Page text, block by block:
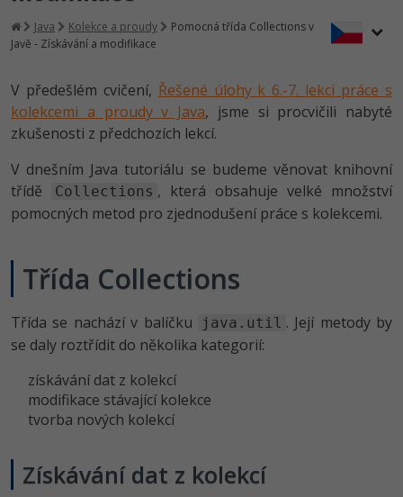
Workshopy zdarma
Umělá inteligence v praxi
Datová analýza v praxi
Školení
Základy programování
Objektové programování - OOP
Umělá inteligence
HTML5, CSS3, Bootstrap, SEO
UML a návrhové vzory
React
Spring
ASP.NET MVC
Školení dle technologií
C# .NET
Java
PHP
HTML / CSS
UML a návrhové vzory
MySQL/MariaDB
MS-SQL
Junior programátor
Senior programátor
Vývojář mobilních aplikací
C# Game developer
Webdesigner
Systémový administrátor
3D grafik
Kurzy programování
Java
Python -80%
PHP -80%
C++ -80%
Kotlin -80%
Java Kolekce a proudy
Pomocná třída Collections v
Javě - Získávání a modifikace
V předešlém cvičení, Řešené úlohy k 6.-7. lekci práce s
kolekcemi a proudy v Java, jsme si procvičili nabyté
zkušenosti z předchozích lekcí.
V dnešním Java tutoriálu se budeme věnovat knihovní
třídě
Collections , která obsahuje velké množství
pomocných metod pro zjednodušení práce s kolekcemi.
Třída Collections
Třída se nachází v balíčku java.util . Její metody by
se daly roztřídit do několika kategorií:
získávání dat z kolekcí
modifikace stávající kolekce
tvorba nových kolekcí
Získávání dat z kolekcí